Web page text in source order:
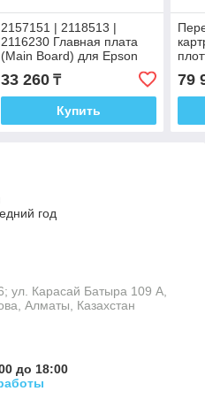
2157151 | 2118513 |
2116230 Главная плата
(Main Board) для Epson
Stylus Photo 1410
33 260₸
Купить
79
год
ул. Карасай Батыра 109 А,
Алматы, Казахстан
до 18:00